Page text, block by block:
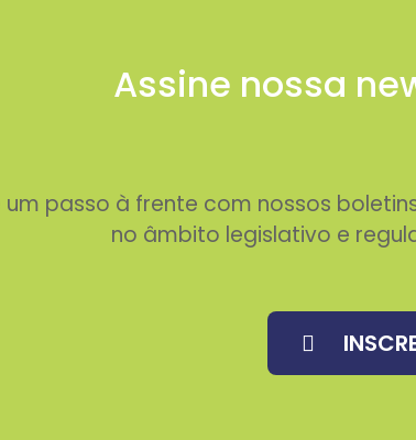
Assine nossa
um passo à frente com nossos
no âmbito legislativo e